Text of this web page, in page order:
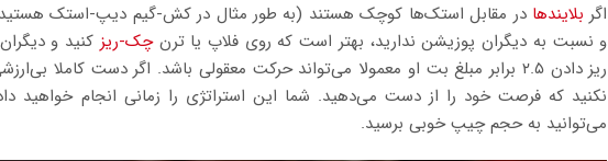
اگر بلایندها در مقابل استک‌ها کوچک هستند (به طور مثال در کش-گیم دیپ-استک هستید یا
و نسبت به دیگران پوزیشن ندارید، بهتر است که روی فلاپ یا ترنچک-ریز کنید و
ریز دادن ۲.۵ برابر مبلغ بت او معمولا می‌تواند حرکت معقولی باشد. اگر دست کاملا
نکنید که فرصت خود را از دست می‌دهید. شما این استراتژی را زمانی انجام
می‌توانید به حجم چیپ خوبی برسید.